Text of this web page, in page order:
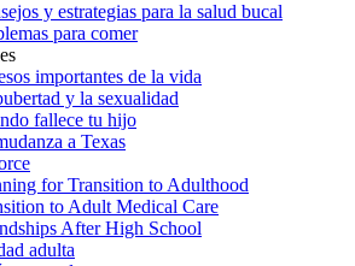
y estrategias para la salud bucal
para comer
importantes de la vida
y la sexualidad
fallece tu hijo
a Texas
for Transition to Adulthood
to Adult Medical Care
After High School
adulta